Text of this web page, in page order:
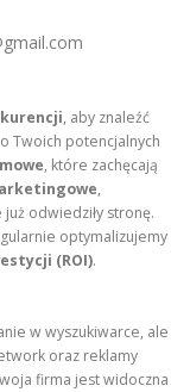
, aby znaleźć
Twoich potencjalnych
, które zachęcają
,
odwiedziły stronę.
optymalizujemy
(ROI).
w wyszukiwarce, ale
oraz reklamy
firma jest widoczna